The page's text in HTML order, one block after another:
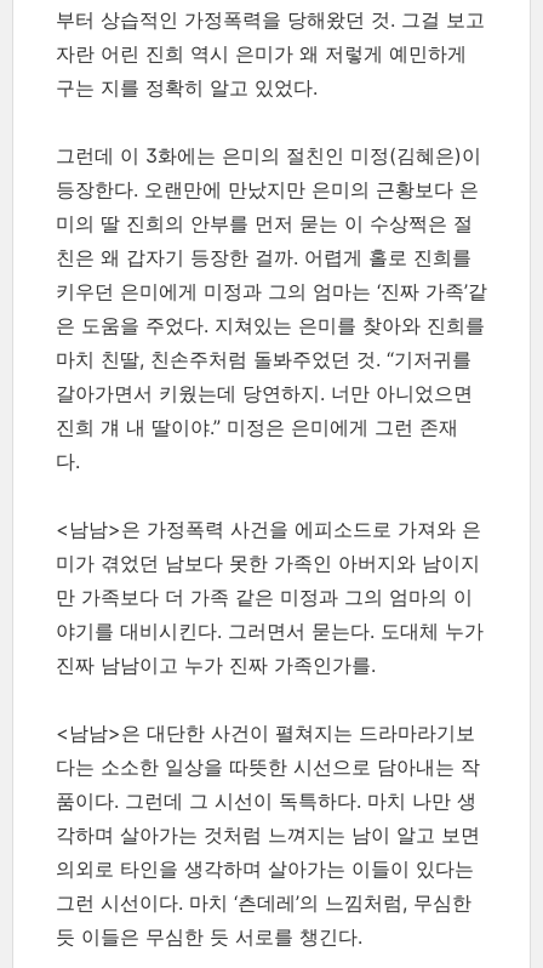
부터 상습적인 가정폭력을 당해왔던 것. 그걸 보고
자란 어린 진희 역시 은미가 왜 저렇게 예민하게
구는 지를 정확히 알고 있었다.
그런데 이 3화에는 은미의 절친인 미정(김혜은)이
등장한다. 오랜만에 만났지만 은미의 근황보다 은
미의 딸 진희의 안부를 먼저 묻는 이 수상쩍은 절
친은 왜 갑자기 등장한 걸까. 어렵게 홀로 진희를
키우던 은미에게 미정과 그의 엄마는 ‘진짜 가족’같
은 도움을 주었다. 지쳐있는 은미를 찾아와 진희를
마치 친딸, 친손주처럼 돌봐주었던 것. “기저귀를
갈아가면서 키웠는데 당연하지. 너만 아니었으면
진희 걔 내 딸이야.” 미정은 은미에게 그런 존재
다.
<남남>은 가정폭력 사건을 에피소드로 가져와 은
미가 겪었던 남보다 못한 가족인 아버지와 남이지
만 가족보다 더 가족 같은 미정과 그의 엄마의 이
야기를 대비시킨다. 그러면서 묻는다. 도대체 누가
진짜 남남이고 누가 진짜 가족인가를.
<남남>은 대단한 사건이 펼쳐지는 드라마라기보
다는 소소한 일상을 따뜻한 시선으로 담아내는 작
품이다. 그런데 그 시선이 독특하다. 마치 나만 생
각하며 살아가는 것처럼 느껴지는 남이 알고 보면
의외로 타인을 생각하며 살아가는 이들이 있다는
그런 시선이다. 마치 ‘츤데레’의 느낌처럼, 무심한
듯 이들은 무심한 듯 서로를 챙긴다.